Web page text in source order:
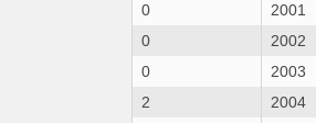
0
2001
0
2002
0
2003
2
2004